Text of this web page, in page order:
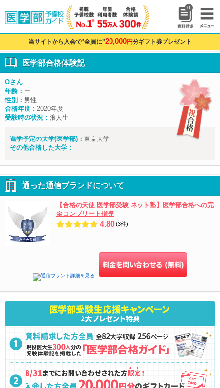
0
当サイトから入会で"全員に"20,000円分ギフト券プレゼント
医学部合格体験記
Oさん
年齢： ー
性別： 男性
合格年度： 2020年度
受験時の状況： 浪人生
進学予定の大学(医学部)： 東京大学
その他合格した大学：
通った通信ブランドについて
【合格の天使 医学部受験 ネット塾】医学部合格への完
全コンプリート指導
4.80(3件)